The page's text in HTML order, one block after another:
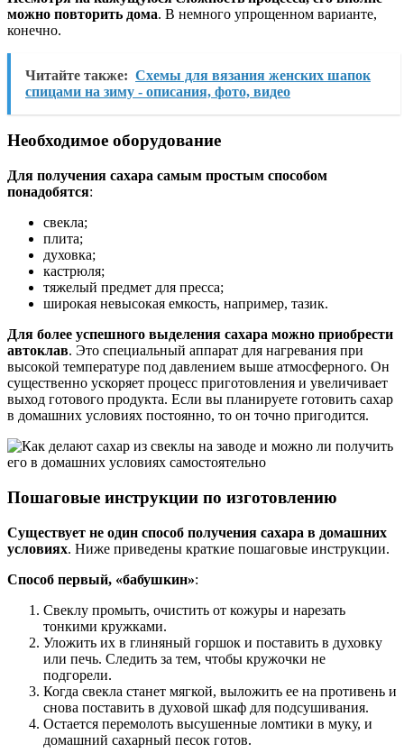
можно повторить дома. В немного упрощенном варианте,
конечно.
Читайте также: Схемы для вязания женских шапок
спицами на зиму - описания, фото, видео
Необходимое оборудование
Для получения сахара самым простым способом
понадобятся:
свекла;
плита;
духовка;
кастрюля;
тяжелый предмет для пресса;
широкая невысокая емкость, например, тазик.
Для более успешного выделения сахара можно приобрести
автоклав. Это специальный аппарат для нагревания при
высокой температуре под давлением выше атмосферного. Он
существенно ускоряет процесс приготовления и увеличивает
выход готового продукта. Если вы планируете готовить сахар
в домашних условиях постоянно, то он точно пригодится.
Пошаговые инструкции по изготовлению
Существует не один способ получения сахара в домашних
условиях. Ниже приведены краткие пошаговые инструкции.
Способ первый, «бабушкин»:
Свеклу промыть, очистить от кожуры и нарезать
тонкими кружками.
Уложить их в глиняный горшок и поставить в духовку
или печь. Следить за тем, чтобы кружочки не
подгорели.
Когда свекла станет мягкой, выложить ее на противень и
снова поставить в духовой шкаф для подсушивания.
Остается перемолоть высушенные ломтики в муку, и
домашний сахарный песок готов.